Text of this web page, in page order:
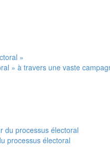
» à travers une vaste
processus électoral